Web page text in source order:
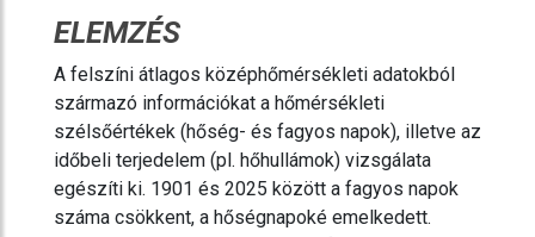
ELEMZÉS
A felszíni átlagos középhőmérsékleti adatokból
származó információkat a hőmérsékleti
szélsőértékek (hőség- és fagyos napok), illetve az
időbeli terjedelem (pl. hőhullámok) vizsgálata
egészíti ki. 1901 és 2025 között a fagyos napok
száma csökkent, a hőségnapoké emelkedett.